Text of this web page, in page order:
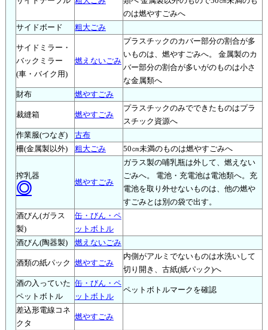
のは燃やすごみへ
サイドボード
粗大ごみ
サイドミラー・
バックミラー
(車・バイク用)
燃えないごみ
プラスチックのカバー部分の割合が多
いものは、燃やすごみへ。 金属製のカ
バー部分の割合が多いがのものは小さ
な金属類へ
財布
燃やすごみ
裁縫箱 燃やすごみ
プラスチックのみでできたものはプラ
スチック資源へ
作業服(つなぎ)
古布
柵(金属製以外)
粗大ごみ 50㎝未満のものは燃やすごみへ
搾乳器
◎ 燃やすごみ
ガラス製の哺乳瓶は外して、燃えない
ごみへ。 電池・充電池は電池類へ。充
電池を取り外せないものは、他の燃や
すごみとは別の袋で出す。
酒びん(ガラス
製)
缶・びん・ペ
ットボトル
酒びん(陶器製)
燃えないごみ
酒類の紙パック 燃やすごみ
内側がアルミでないものは水洗いして
切り開き、古紙(紙パック)へ
酒の入っていた
ペットボトル
缶・びん・ペ
ットボトル
ペットボトルマークを確認
差込形電線コネ
クタ
燃やすごみ